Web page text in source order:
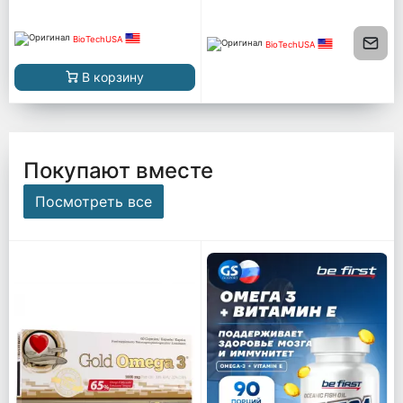
BioTechUSA
В корзину
BioTechUSA
Покупают вместе
Посмотреть все